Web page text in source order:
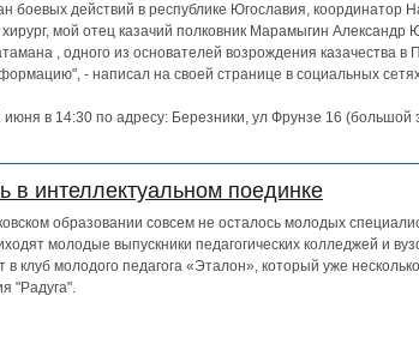
боевых действий в республике Югославия, координатор
мой отец казачий полковник Марамыгин Александр
, одного из основателей возрождения казачества в
- написал на своей странице в социальных
в 14:30 по адресу: Березники, ул Фрунзе 16 (большой
в интеллектуальном поединке
образовании совсем не осталось молодых
молодые выпускники педагогических колледжей и
клуб молодого педагога «Эталон», который уже
"Радуга".